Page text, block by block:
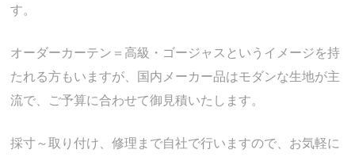
す。
オーダーカーテン＝高級・ゴージャスというイメージを持
たれる方もいますが、国内メーカー品はモダンな生地が主
流で、ご予算に合わせて御見積いたします。
採寸～取り付け、修理まで自社で行いますので、お気軽に